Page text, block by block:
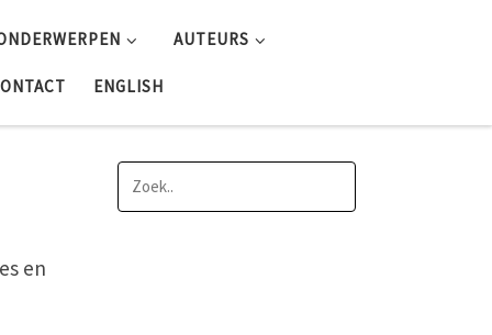
AUTEURS
ENGLISH
en